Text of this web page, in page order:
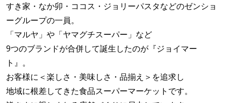
すき家・なか卯・ココス・ジョリーパスタなどのゼンショ
ーグループの一員。
「マルヤ」や「ヤマグチスーパー」など
9つのブランドが合併して誕生したのが『ジョイマー
ト』。
お客様に＜楽しさ・美味しさ・品揃え＞を追求し
地域に根差してきた食品スーパーマーケットです。